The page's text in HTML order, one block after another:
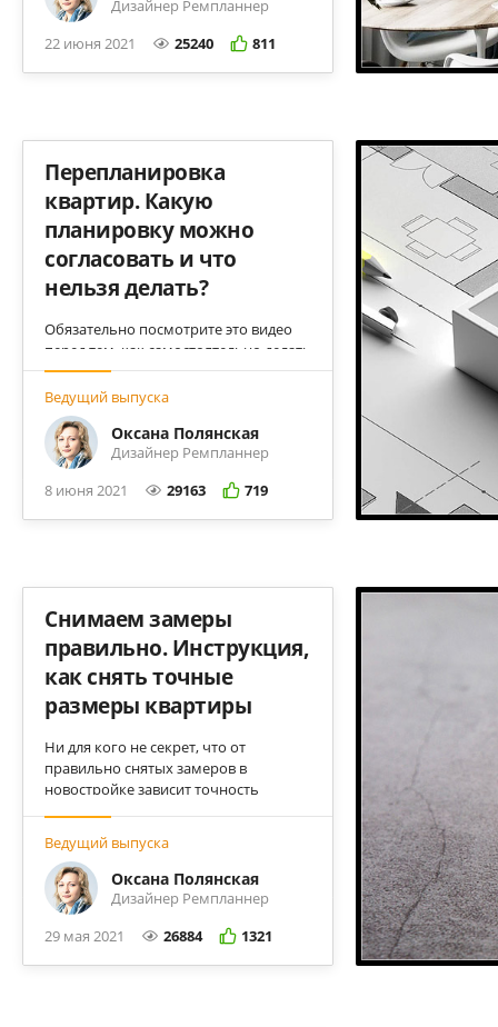
Дизайнер Ремпланнер
22 июня 2021
25240 811
Ведущий выпуска
Оксана Полянская
Дизайнер Ремпланнер
8 июня 2021
29163 719
Перепланировка
квартир. Какую
планировку можно
согласовать и что
нельзя делать?
Обязательно посмотрите это видео
перед тем, как самостоятельно делать
планировку. Сможете ли вы ее потом
узаконить? Что грозит за
самовольную перепланировку? Все
ответы в одном ролике.
Ведущий выпуска
Оксана Полянская
Дизайнер Ремпланнер
29 мая 2021
26884 1321
Снимаем замеры
правильно. Инструкция,
как снять точные
размеры квартиры
Ни для кого не секрет, что от
правильно снятых замеров в
новостройке зависит точность
замеры в квартире своими руками.